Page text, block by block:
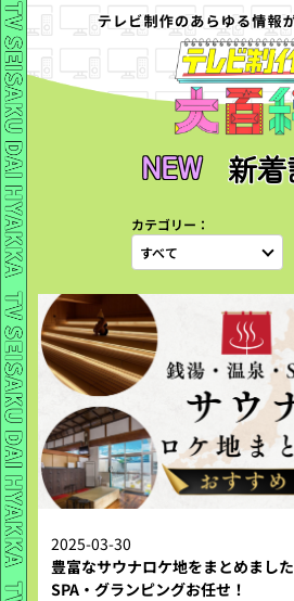
新
カテゴリー：
すべて
2025-03-30
豊富なサウナロケ地をまとめまし
SPA・グランピングお任せ！